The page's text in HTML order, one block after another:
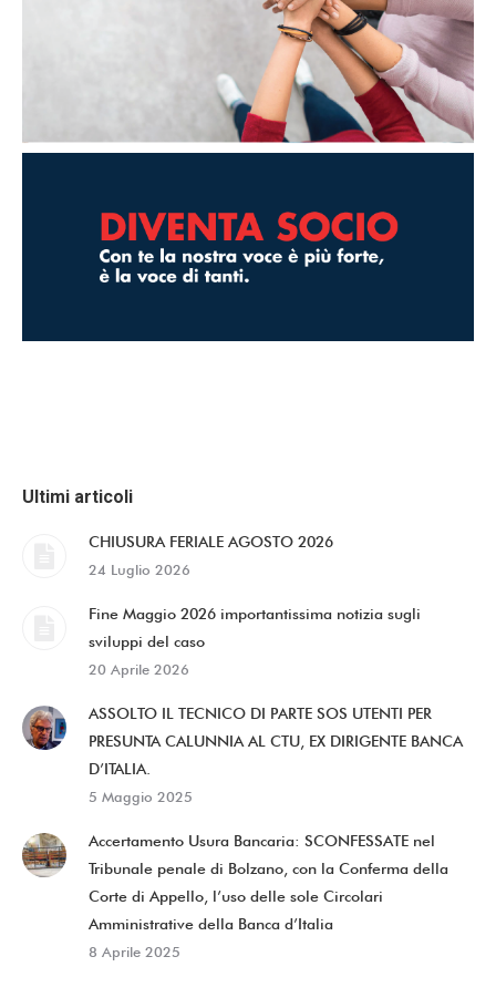
Ultimi articoli
CHIUSURA FERIALE AGOSTO 2026
24 Luglio 2026
Fine Maggio 2026 importantissima notizia sugli
sviluppi del caso
20 Aprile 2026
ASSOLTO IL TECNICO DI PARTE SOS UTENTI PER
PRESUNTA CALUNNIA AL CTU, EX DIRIGENTE BANCA
D’ITALIA.
5 Maggio 2025
Accertamento Usura Bancaria: SCONFESSATE nel
Tribunale penale di Bolzano, con la Conferma della
Corte di Appello, l’uso delle sole Circolari
Amministrative della Banca d’Italia
8 Aprile 2025